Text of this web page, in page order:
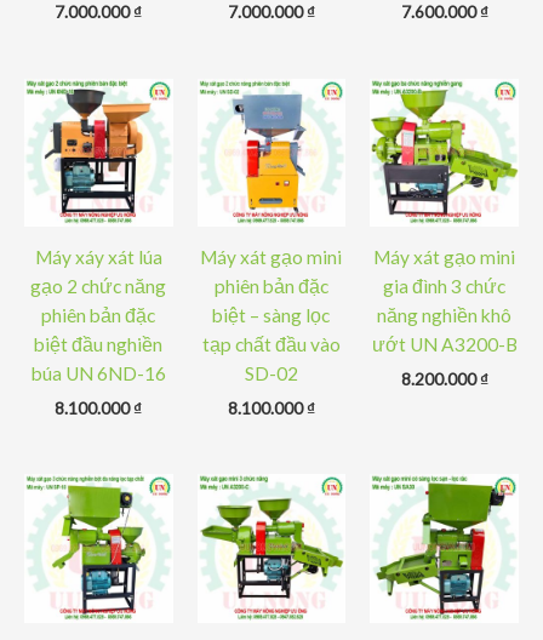
7.000.000₫ 7.000.000₫ 7.600.000₫
Máy xáy xát lúa
gạo 2 chức năng
phiên bản đặc
biệt đầu nghiền
búa UN 6ND-16
8.100.000₫
Máy xát gạo mini
phiên bản đặc
biệt – sàng lọc
tạp chất đầu vào
SD-02
8.100.000₫
Máy xát gạo mini
gia đình 3 chức
năng nghiền khô
ướt UN A3200-B
8.200.000₫